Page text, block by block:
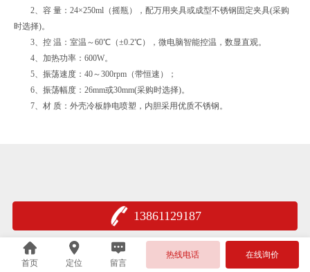
2、容 量：24×250ml（摇瓶），配万用夹具或成型不锈钢固定夹具(采购
时选择)。
3、控 温：室温～60℃（±0.2℃），微电脑智能控温，数显直观。
4、加热功率：600W。
5、振荡速度：40～300rpm（带恒速）；
6、振荡幅度：26mm或30mm(采购时选择)。
7、材 质：外壳冷板静电喷塑，内胆采用优质不锈钢。
13861129187
首页 定位 留言
热线电话 在线询价